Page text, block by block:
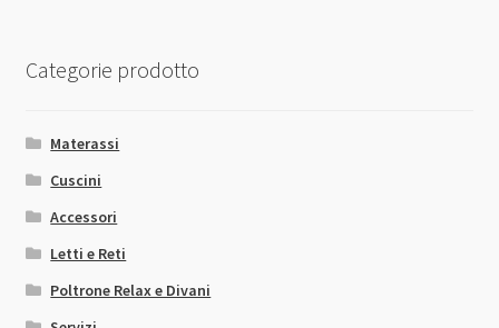
Categorie prodotto
Materassi
Cuscini
Accessori
Letti e Reti
Poltrone Relax e Divani